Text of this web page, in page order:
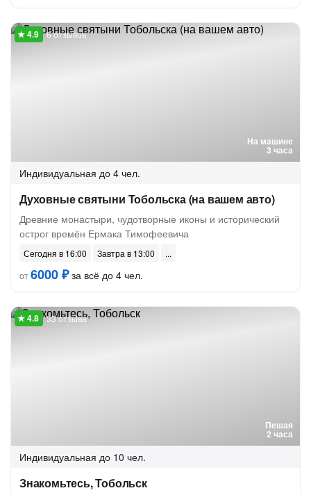
На машине
3 часа
6 отзывов
Индивидуальная до 4 чел.
Духовные святыни Тобольска (на вашем авто)
Древние монастыри, чудотворные иконы и исторический
острог времён Ермака Тимофеевича
Сегодня в 16:00
Завтра в 13:00
от6000 ₽за всё до 4 чел.
Пешая
2 часа
33 отзыва
Индивидуальная до 10 чел.
Знакомьтесь, Тобольск